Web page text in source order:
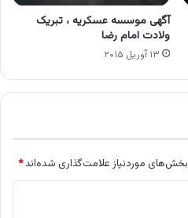
آگهی موسسه عسکریه ، تبریک
ولادت امام رضا
۱۳ آوریل ۲۰۱۵
بخش‌های موردنیاز علامت‌گذاری شده‌اند*